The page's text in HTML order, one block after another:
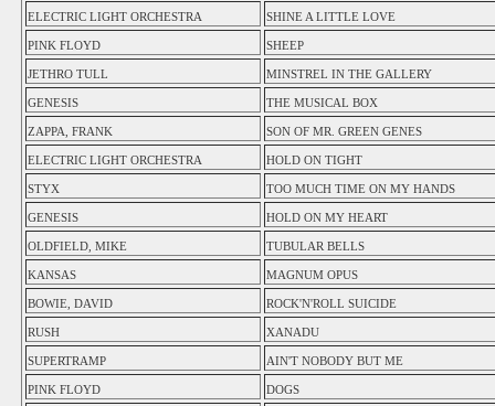
ELECTRIC LIGHT ORCHESTRA SHINE A LITTLE LOVE
PINK FLOYD SHEEP
JETHRO TULL MINSTREL IN THE GALLERY
GENESIS THE MUSICAL BOX
ZAPPA, FRANK SON OF MR. GREEN GENES
ELECTRIC LIGHT ORCHESTRA HOLD ON TIGHT
STYX TOO MUCH TIME ON MY HANDS
GENESIS HOLD ON MY HEART
OLDFIELD, MIKE TUBULAR BELLS
KANSAS MAGNUM OPUS
BOWIE, DAVID ROCK'N'ROLL SUICIDE
RUSH XANADU
SUPERTRAMP AIN'T NOBODY BUT ME
PINK FLOYD DOGS